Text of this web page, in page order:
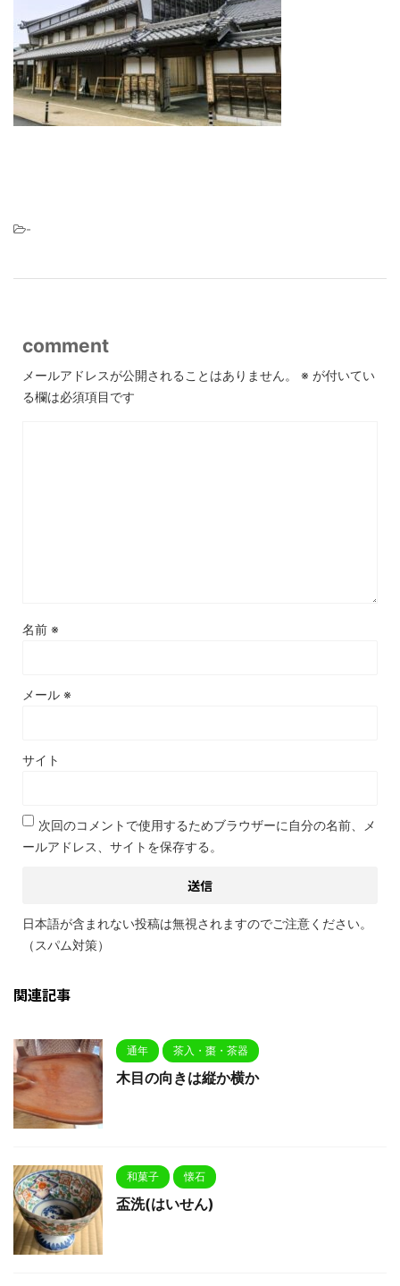
-
comment
メールアドレスが公開されることはありません。 ※ が付いてい
る欄は必須項目です
名前 ※
メール ※
サイト
次回のコメントで使用するためブラウザーに自分の名前、メ
ールアドレス、サイトを保存する。
日本語が含まれない投稿は無視されますのでご注意ください。
（スパム対策）
関連記事
通年 茶入・棗・茶器
木目の向きは縦か横か
和菓子 懐石
盃洗(はいせん)